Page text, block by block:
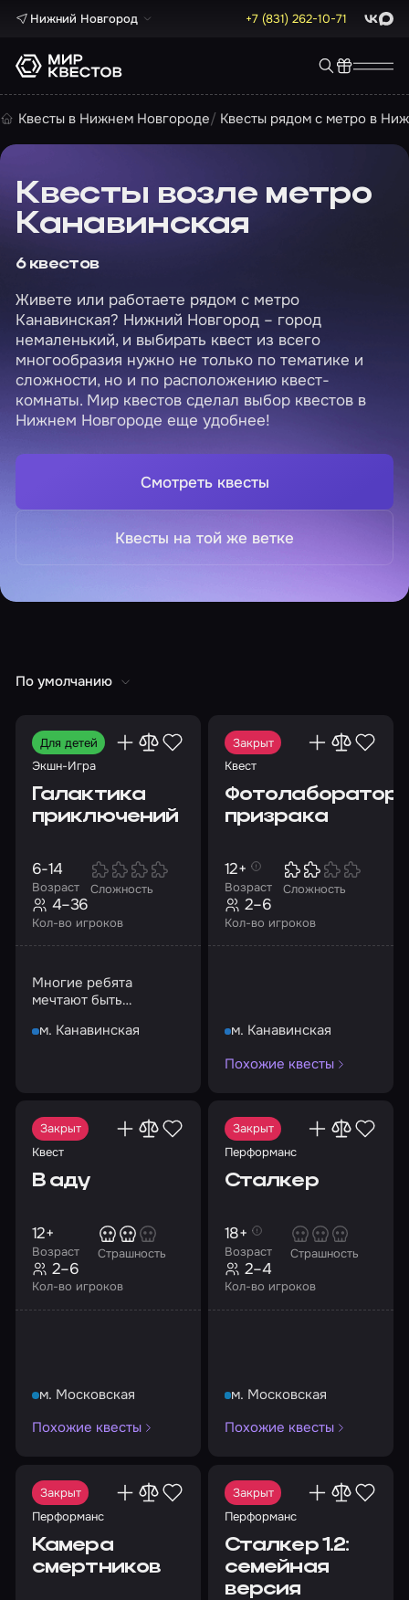
Нижний Новгород +7 (831) 262-10-71 Max
Квесты в Нижнем Новгороде Квесты рядом с метро в
Квесты возле метро
Канавинская
6 квестов
Живете или работаете рядом с метро
Канавинская? Нижний Новгород – город
немаленький, и выбирать квест из всего
многообразия нужно не только по тематике и
сложности, но и по расположению квест-
комнаты. Мир квестов сделал выбор квестов в
Нижнем Новгороде еще удобнее!
Смотреть квесты
Квесты на той же ветке
По умолчанию
Для детей
Экшн-Игра
Галактика
приключений
Возраст
6-14
Сложность
Кол-во игроков
4–36
Многие ребята
мечтают быть
которые храбро
м. Канавинская
Закрыт
Квест
призрака
Возраст
12+
Сложность
Кол-во игроков
2–6
м. Канавинская
Похожие квесты
Закрыт
Квест
В аду
Возраст
12+
Страшность
Кол-во игроков
2–6
м. Московская
Похожие квесты
Закрыт
Перформанс
Сталкер
Возраст
18+
Страшность
Кол-во игроков
2–4
м. Московская
Похожие квесты
Закрыт
Перформанс
Камера
смертников
Закрыт
Перформанс
Сталкер 1.2:
семейная
версия